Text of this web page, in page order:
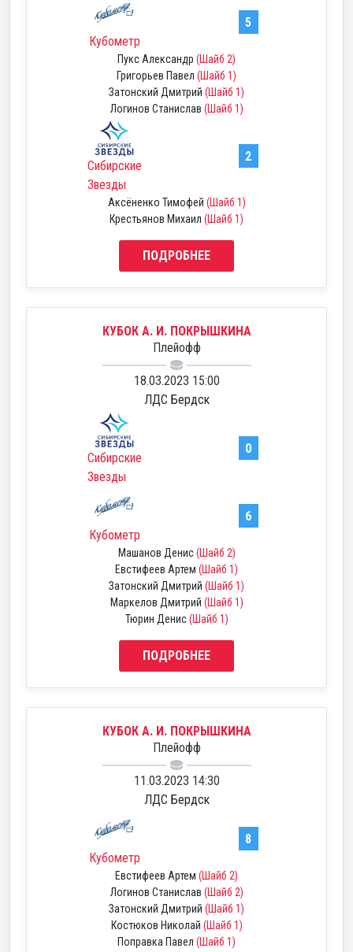
Кубометр
5
Пукс Александр (Шайб 2)
Григорьев Павел (Шайб 1)
Затонский Дмитрий (Шайб 1)
Логинов Станислав (Шайб 1)
2
Сибирские
Звезды
Аксёненко Тимофей (Шайб 1)
Крестьянов Михаил (Шайб 1)
ПОДРОБНЕЕ
Сибирские
Звезды
0
КУБОК А. И. ПОКРЫШКИНА
Плейофф
18.03.2023 15:00
ЛДС Бердск
6
Кубометр
Машанов Денис(Шайб 2)
Евстифеев Артем (Шайб 1)
Затонский Дмитрий (Шайб 1)
Маркелов Дмитрий (Шайб 1)
Тюрин Денис(Шайб 1)
ПОДРОБНЕЕ
Кубометр
8
Евстифеев Артем (Шайб 2)
Логинов Станислав (Шайб 2)
Затонский Дмитрий (Шайб 1)
Костюков Николай (Шайб 1)
Поправка Павел (Шайб 1)
КУБОК А. И. ПОКРЫШКИНА
Плейофф
11.03.2023 14:30
ЛДС Бердск